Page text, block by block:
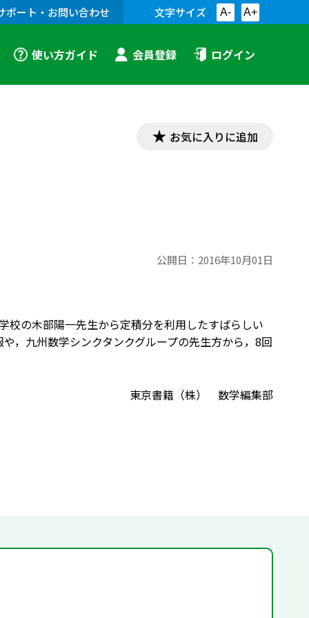
ポート・お問い合わせ 文字サイズ A- A+
使い方ガイド 会員登録 ログイン
お気に入りに追加
公開日： 2016年10月01日
校の木部陽一先生から定積分を利用したすばらしい
，九州数学シンクタンクグループの先生方から，8回
東京書籍（株） 数学編集部